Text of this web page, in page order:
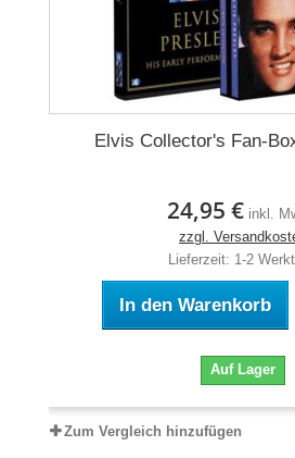
Elvis Collector's Fan-
24,95 € inkl.
zzgl.
Lieferzeit: 1-2
In den Warenkorb
Auf Lager
Zum Vergleich hinzufügen